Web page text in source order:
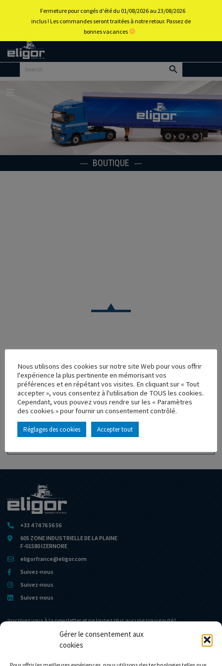
Gérer le consentement aux
cookies
Retour
BOUTIQUE
VOLVO FH RESTYLE 4*2 SEMI FRIGO WHITELINK
SEAFOODS
Réf. : 113041
Rupture de stock
Caractéristique principales :
+33 4 74 76 56 56
605 ZONE INDUSTRIELLE DE LA PLAINE
F-01580 IZERNORE
eligorfrance@eligor.com
Suivez-nous
Suivez-nous
Suivez-nous
Inscrivez vous à la newsletter et ne loupez plus aucune nouveauté !
Nous utilisons des cookies sur notre site Web pour vous offrir
l'expérience la plus pertinente en mémorisant vos
préférences et en répétant vos visites. En cliquant sur « Tout
accepter », vous consentez à l'utilisation de TOUS les cookies.
Cependant, vous pouvez vous rendre sur les « Paramètres
des cookies » pour fournir un consentement contrôlé.
Réglages des cookies Accepter tout
Fermeture pour congés d'été du 01/08/2026 au 23/08/2026
inclus ! Les commandes seront traitées à notre retour. Passez de
bonnes vacances